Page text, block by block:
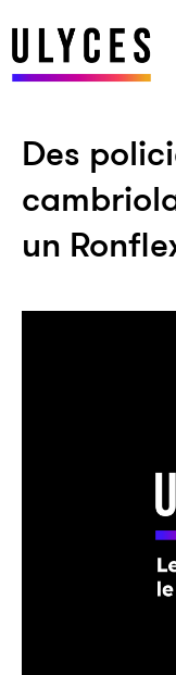
Des
un